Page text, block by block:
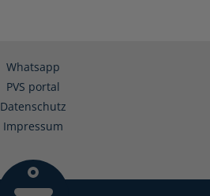
Whatsapp
PVS portal
Datenschutz
Impressum